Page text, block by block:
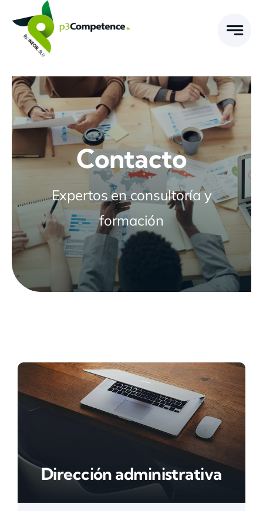
content
Contacto
Expertos en consultoría y
formación
Dirección administrativa